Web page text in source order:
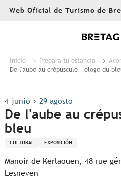
AllerWeb Oficial de Turismo de
Inicio Prepara tu estancia
De l'aube au crépuscule - éloge du
4 junio > 29 agosto
De l'aube au
bleu
CULTURAL EXPOSICIÓN
Manoir de Kerlaouen, 48 rue
Lesneven